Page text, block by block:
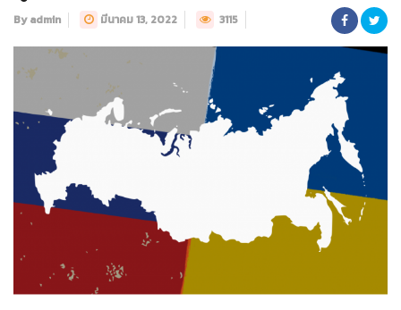
By admin มีนาคม 13, 2022 3115